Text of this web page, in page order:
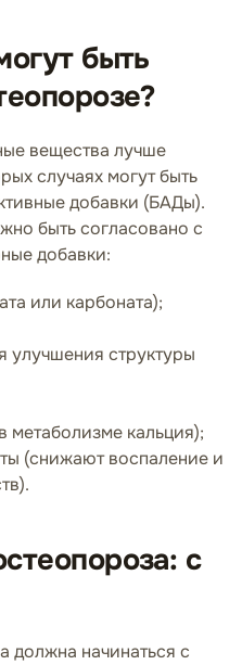
быть
вещества лучше
случаях могут быть
добавки (БАДы).
быть согласовано с
добавки:
или карбоната);
улучшения структуры
метаболизме кальция);
(снижают воспаление и
с
должна начинаться с